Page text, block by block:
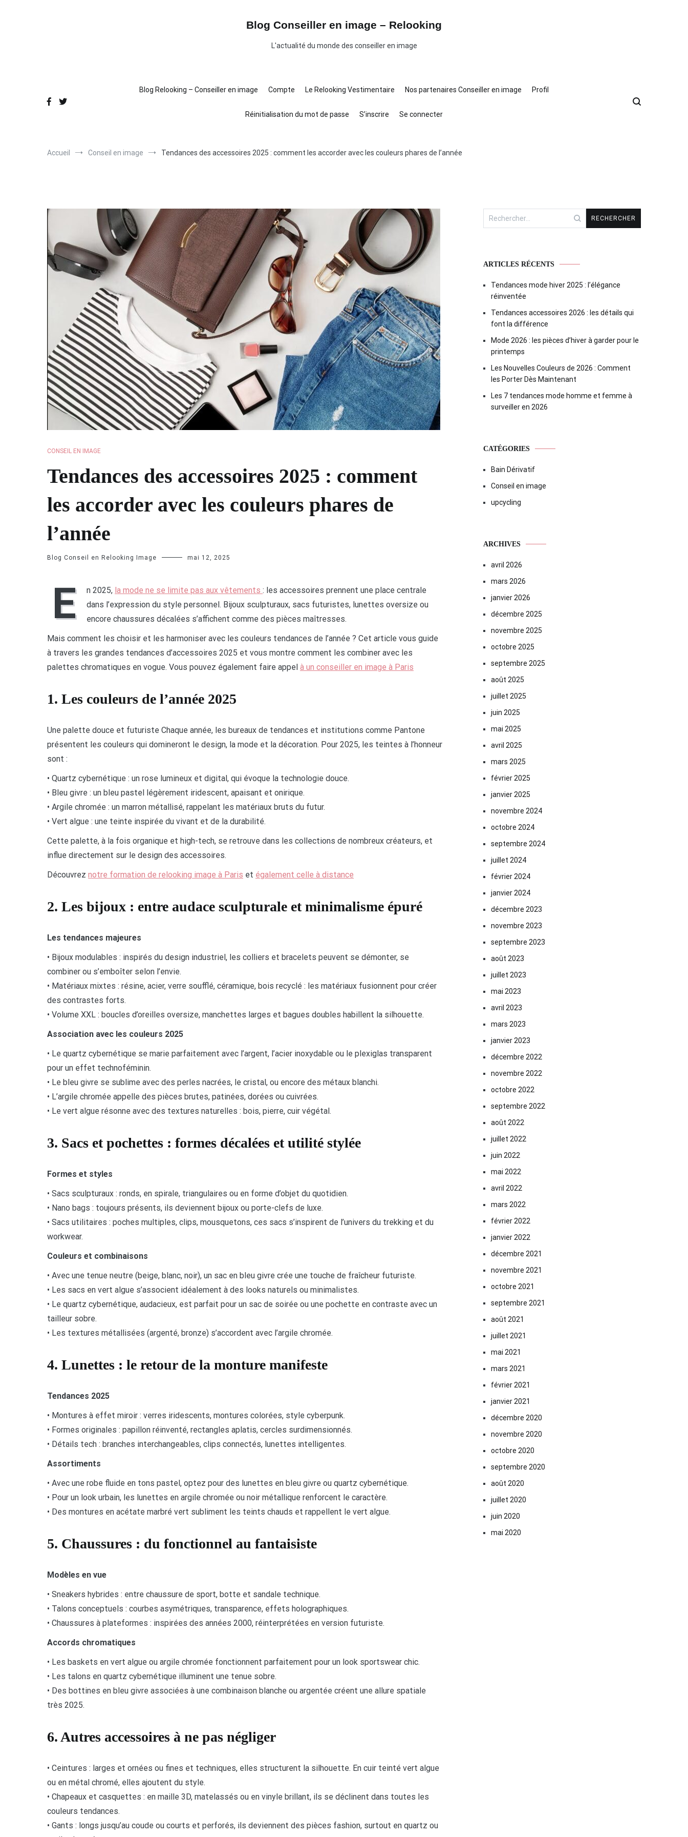
Blog Conseiller en image – Relooking
L'actualité du monde des conseiller en image
Blog Relooking – Conseiller en image Compte Le Relooking Vestimentaire Nos partenaires Conseiller en image Profil
Réinitialisation du mot de passe S’inscrire Se connecter
Accueil Conseil en image Tendances des accessoires 2025 : comment les accorder avec les couleurs phares de l’année
CONSEIL EN IMAGE
Tendances des accessoires 2025 : comment
les accorder avec les couleurs phares de
l’année
Blog Conseil en Relooking Image mai 12, 2025
E n 2025, la mode ne se limite pas aux vêtements : les accessoires prennent une place centrale
dans l’expression du style personnel. Bijoux sculpturaux, sacs futuristes, lunettes oversize ou
encore chaussures décalées s’affichent comme des pièces maîtresses.
Mais comment les choisir et les harmoniser avec les couleurs tendances de l’année ? Cet article vous guide
à travers les grandes tendances d’accessoires 2025 et vous montre comment les combiner avec les
palettes chromatiques en vogue. Vous pouvez également faire appel à un conseiller en image à Paris
1. Les couleurs de l’année 2025
Une palette douce et futuriste Chaque année, les bureaux de tendances et institutions comme Pantone
présentent les couleurs qui domineront le design, la mode et la décoration. Pour 2025, les teintes à l’honneur
sont :
• Quartz cybernétique : un rose lumineux et digital, qui évoque la technologie douce.
• Bleu givre : un bleu pastel légèrement iridescent, apaisant et onirique.
• Argile chromée : un marron métallisé, rappelant les matériaux bruts du futur.
• Vert algue : une teinte inspirée du vivant et de la durabilité.
Cette palette, à la fois organique et high-tech, se retrouve dans les collections de nombreux créateurs, et
influe directement sur le design des accessoires.
Découvrez notre formation de relooking image à Paris et également celle à distance
2. Les bijoux : entre audace sculpturale et minimalisme épuré
Les tendances majeures
• Bijoux modulables : inspirés du design industriel, les colliers et bracelets peuvent se démonter, se
combiner ou s’emboîter selon l’envie.
• Matériaux mixtes : résine, acier, verre soufflé, céramique, bois recyclé : les matériaux fusionnent pour créer
des contrastes forts.
• Volume XXL : boucles d’oreilles oversize, manchettes larges et bagues doubles habillent la silhouette.
Association avec les couleurs 2025
• Le quartz cybernétique se marie parfaitement avec l’argent, l’acier inoxydable ou le plexiglas transparent
pour un effet technoféminin.
• Le bleu givre se sublime avec des perles nacrées, le cristal, ou encore des métaux blanchi.
• L’argile chromée appelle des pièces brutes, patinées, dorées ou cuivrées.
• Le vert algue résonne avec des textures naturelles : bois, pierre, cuir végétal.
3. Sacs et pochettes : formes décalées et utilité stylée
Formes et styles
• Sacs sculpturaux : ronds, en spirale, triangulaires ou en forme d’objet du quotidien.
• Nano bags : toujours présents, ils deviennent bijoux ou porte-clefs de luxe.
• Sacs utilitaires : poches multiples, clips, mousquetons, ces sacs s’inspirent de l’univers du trekking et du
workwear.
Couleurs et combinaisons
• Avec une tenue neutre (beige, blanc, noir), un sac en bleu givre crée une touche de fraîcheur futuriste.
• Les sacs en vert algue s’associent idéalement à des looks naturels ou minimalistes.
• Le quartz cybernétique, audacieux, est parfait pour un sac de soirée ou une pochette en contraste avec un
tailleur sobre.
• Les textures métallisées (argenté, bronze) s’accordent avec l’argile chromée.
4. Lunettes : le retour de la monture manifeste
Tendances 2025
• Montures à effet miroir : verres iridescents, montures colorées, style cyberpunk.
• Formes originales : papillon réinventé, rectangles aplatis, cercles surdimensionnés.
• Détails tech : branches interchangeables, clips connectés, lunettes intelligentes.
Assortiments
• Avec une robe fluide en tons pastel, optez pour des lunettes en bleu givre ou quartz cybernétique.
• Pour un look urbain, les lunettes en argile chromée ou noir métallique renforcent le caractère.
• Des montures en acétate marbré vert subliment les teints chauds et rappellent le vert algue.
5. Chaussures : du fonctionnel au fantaisiste
Modèles en vue
• Sneakers hybrides : entre chaussure de sport, botte et sandale technique.
• Talons conceptuels : courbes asymétriques, transparence, effets holographiques.
• Chaussures à plateformes : inspirées des années 2000, réinterprétées en version futuriste.
Accords chromatiques
• Les baskets en vert algue ou argile chromée fonctionnent parfaitement pour un look sportswear chic.
• Les talons en quartz cybernétique illuminent une tenue sobre.
• Des bottines en bleu givre associées à une combinaison blanche ou argentée créent une allure spatiale
très 2025.
6. Autres accessoires à ne pas négliger
• Ceintures : larges et ornées ou fines et techniques, elles structurent la silhouette. En cuir teinté vert algue
ou en métal chromé, elles ajoutent du style.
• Chapeaux et casquettes : en maille 3D, matelassés ou en vinyle brillant, ils se déclinent dans toutes les
couleurs tendances.
• Gants : longs jusqu’au coude ou courts et perforés, ils deviennent des pièces fashion, surtout en quartz ou
Rechercher :
ARTICLES RÉCENTS
Tendances mode hiver 2025 : l’élégance
réinventée
Tendances accessoires 2026 : les détails qui
font la différence
Mode 2026 : les pièces d’hiver à garder pour le
printemps
Les Nouvelles Couleurs de 2026 : Comment
les Porter Dès Maintenant
Les 7 tendances mode homme et femme à
surveiller en 2026
CATÉGORIES
Bain Dérivatif
Conseil en image
upcycling
ARCHIVES
avril 2026
mars 2026
janvier 2026
décembre 2025
novembre 2025
octobre 2025
septembre 2025
août 2025
juillet 2025
juin 2025
mai 2025
avril 2025
mars 2025
février 2025
janvier 2025
novembre 2024
octobre 2024
septembre 2024
juillet 2024
février 2024
janvier 2024
décembre 2023
novembre 2023
septembre 2023
août 2023
juillet 2023
mai 2023
avril 2023
mars 2023
janvier 2023
décembre 2022
novembre 2022
octobre 2022
septembre 2022
août 2022
juillet 2022
juin 2022
mai 2022
avril 2022
mars 2022
février 2022
janvier 2022
décembre 2021
novembre 2021
octobre 2021
septembre 2021
août 2021
juillet 2021
mai 2021
mars 2021
février 2021
janvier 2021
décembre 2020
novembre 2020
octobre 2020
septembre 2020
août 2020
juillet 2020
juin 2020
mai 2020